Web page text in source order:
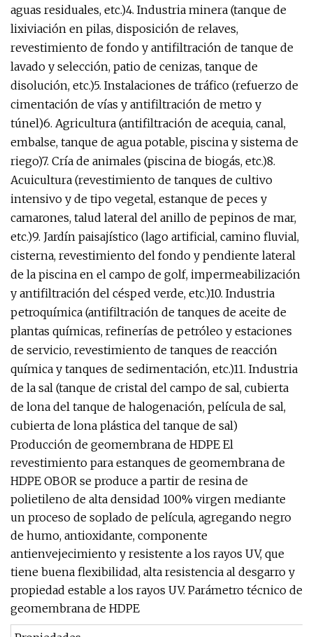
aguas residuales, etc.)4. Industria minera (tanque de
lixiviación en pilas, disposición de relaves,
revestimiento de fondo y antifiltración de tanque de
lavado y selección, patio de cenizas, tanque de
disolución, etc.)5. Instalaciones de tráfico (refuerzo de
cimentación de vías y antifiltración de metro y
túnel)6. Agricultura (antifiltración de acequia, canal,
embalse, tanque de agua potable, piscina y sistema de
riego)7. Cría de animales (piscina de biogás, etc.)8.
Acuicultura (revestimiento de tanques de cultivo
intensivo y de tipo vegetal, estanque de peces y
camarones, talud lateral del anillo de pepinos de mar,
etc.)9. Jardín paisajístico (lago artificial, camino fluvial,
cisterna, revestimiento del fondo y pendiente lateral
de la piscina en el campo de golf, impermeabilización
y antifiltración del césped verde, etc.)10. Industria
petroquímica (antifiltración de tanques de aceite de
plantas químicas, refinerías de petróleo y estaciones
de servicio, revestimiento de tanques de reacción
química y tanques de sedimentación, etc.)11. Industria
de la sal (tanque de cristal del campo de sal, cubierta
de lona del tanque de halogenación, película de sal,
cubierta de lona plástica del tanque de sal)
Producción de geomembrana de HDPE El
revestimiento para estanques de geomembrana de
HDPE OBOR se produce a partir de resina de
polietileno de alta densidad 100% virgen mediante
un proceso de soplado de película, agregando negro
de humo, antioxidante, componente
antienvejecimiento y resistente a los rayos UV, que
tiene buena flexibilidad, alta resistencia al desgarro y
propiedad estable a los rayos UV. Parámetro técnico de
geomembrana de HDPE